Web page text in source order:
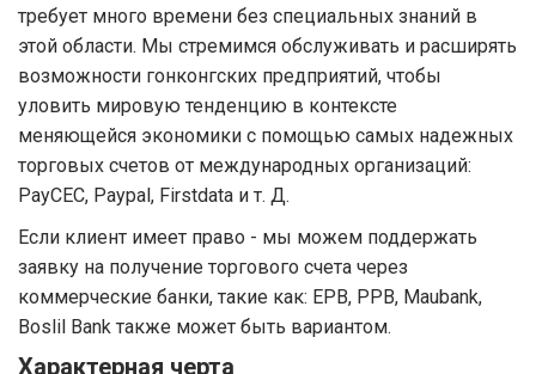
требует много времени без специальных знаний в
этой области. Мы стремимся обслуживать и расширять
возможности гонконгских предприятий, чтобы
уловить мировую тенденцию в контексте
меняющейся экономики с помощью самых надежных
торговых счетов от международных организаций:
PayCEC, Paypal, Firstdata и т. Д.
Если клиент имеет право - мы можем поддержать
заявку на получение торгового счета через
коммерческие банки, такие как: EPB, PPB, Maubank,
Boslil Bank также может быть вариантом.
Характерная черта